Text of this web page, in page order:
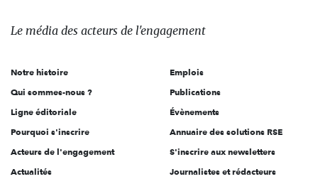
des
l'engagement
Le média des acteurs de l'engagement
Notre histoire
Qui sommes-nous ?
Ligne éditoriale
Pourquoi s'inscrire
Acteurs de l'engagement
Actualités
Emplois
Publications
Évènements
Annuaire des solutions RSE
S'inscrire aux newsletters
Journalistes et rédacteurs